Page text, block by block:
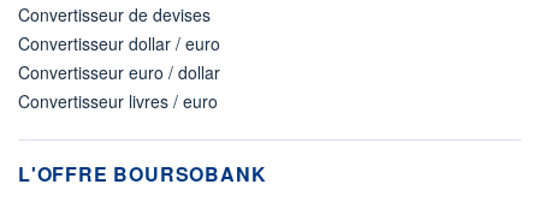
Convertisseur de devises
Convertisseur dollar / euro
Convertisseur euro / dollar
Convertisseur livres / euro
L'OFFRE BOURSOBANK